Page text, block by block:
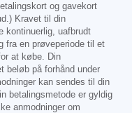
og gavekort
Kravet til din
kontinuerlig, uafbrudt
fra en prøveperiode til et
at købe. Din
beløb på forhånd under
kan sendes til din
betalingsmetode er gyldig
anmodninger om